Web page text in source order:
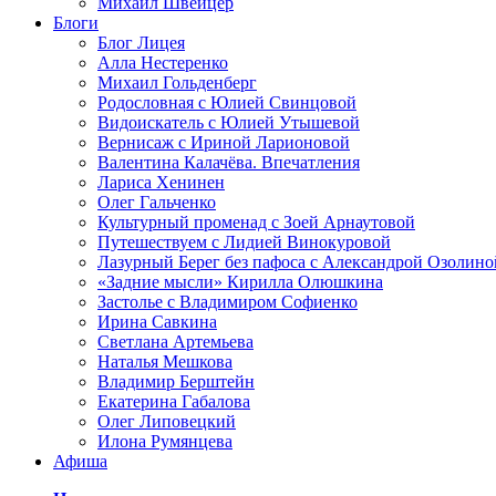
Блоги
Блог Лицея
Алла Нестеренко
Михаил Гольденберг
Родословная с Юлией Свинцовой
Видоискатель с Юлией Утышевой
Вернисаж с Ириной Ларионовой
Валентина Калачёва. Впечатления
Лариса Хенинен
Олег Гальченко
Культурный променад с Зоей Арнаутовой
Путешествуем с Лидией Винокуровой
Лазурный Берег без пафоса с Александрой
«Задние мысли» Кирилла Олюшкина
Застолье с Владимиром Софиенко
Ирина Савкина
Светлана Артемьева
Наталья Мешкова
Владимир Берштейн
Екатерина Габалова
Олег Липовецкий
Илона Румянцева
Афиша